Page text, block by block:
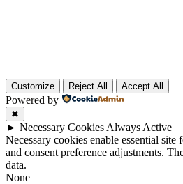
Customize Reject All Accept All
Powered by
✖
► Necessary Cookies Always Active
Necessary cookies enable essential site
and consent preference adjustments.
data.
None